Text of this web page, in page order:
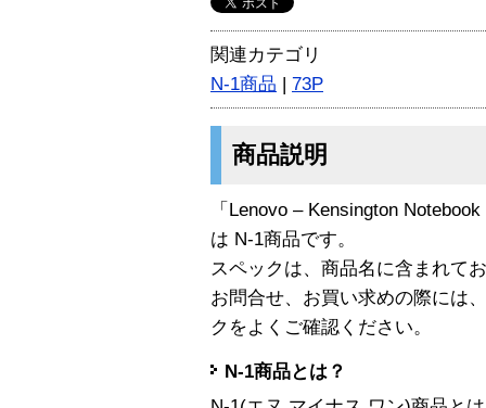
関連カテゴリ
N-1商品 | 73P
商品説明
「Lenovo – Kensington
は N-1商品です。
スペックは、商品名に含まれて
お問合せ、お買い求めの際には
クをよくご確認ください。
N-1商品とは？